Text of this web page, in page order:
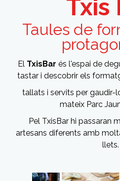
Txis
Taules de
ElTxisBar és l'espai de
tastar i descobrir els
tallats i servits per gaudir-
mateix Parc
Pel TxisBar hi passaran
artesans diferents amb
llets.